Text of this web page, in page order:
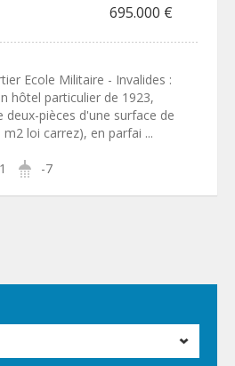
695.000 €
Ecole Militaire - Invalides :
hôtel particulier de 1923,
deux-pièces d'une surface de
m2 loi carrez), en parfai ...
1 -7